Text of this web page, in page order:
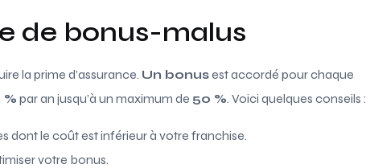
de bonus-malus
la prime d’assurance. Un bonusest accordé pour chaque
% par an jusqu’à un maximum de 50 %. Voici quelques conseils :
dont le coût est inférieur à votre franchise.
votre bonus.